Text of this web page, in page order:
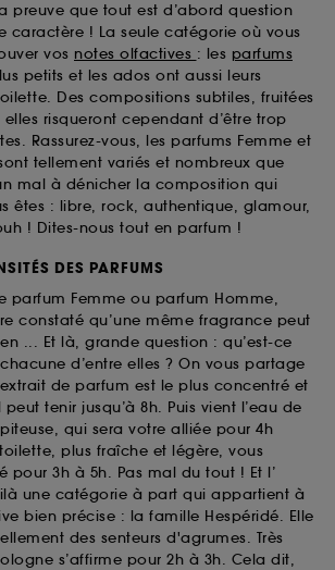
preuve que tout est d’abord question
caractère ! La seule catégorie où vous
vos notes olfactives : les parfums
petits et les ados ont aussi leurs
Des compositions subtiles, fruitées
risqueront cependant d’être trop
Rassurez-vous, les parfums Femme et
tellement variés et nombreux que
mal à dénicher la composition qui
êtes : libre, rock, authentique, glamour,
! Dites-nous tout en parfum !
DES PARFUMS
parfum Femme ou parfum Homme,
constaté qu’une même fragrance peut
... Et là, grande question : qu’est-ce
d’entre elles ? On vous partage
de parfum est le plus concentré et
tenir jusqu’à 8h. Puis vient l’eau de
qui sera votre alliée pour 4h
plus fraîche et légère, vous
pour 3h à 5h. Pas mal du tout ! Et l’
une catégorie à part qui appartient à
bien précise : la famille Hespéridé. Elle
des senteurs d'agrumes. Très
s’affirme pour 2h à 3h. Cela dit,